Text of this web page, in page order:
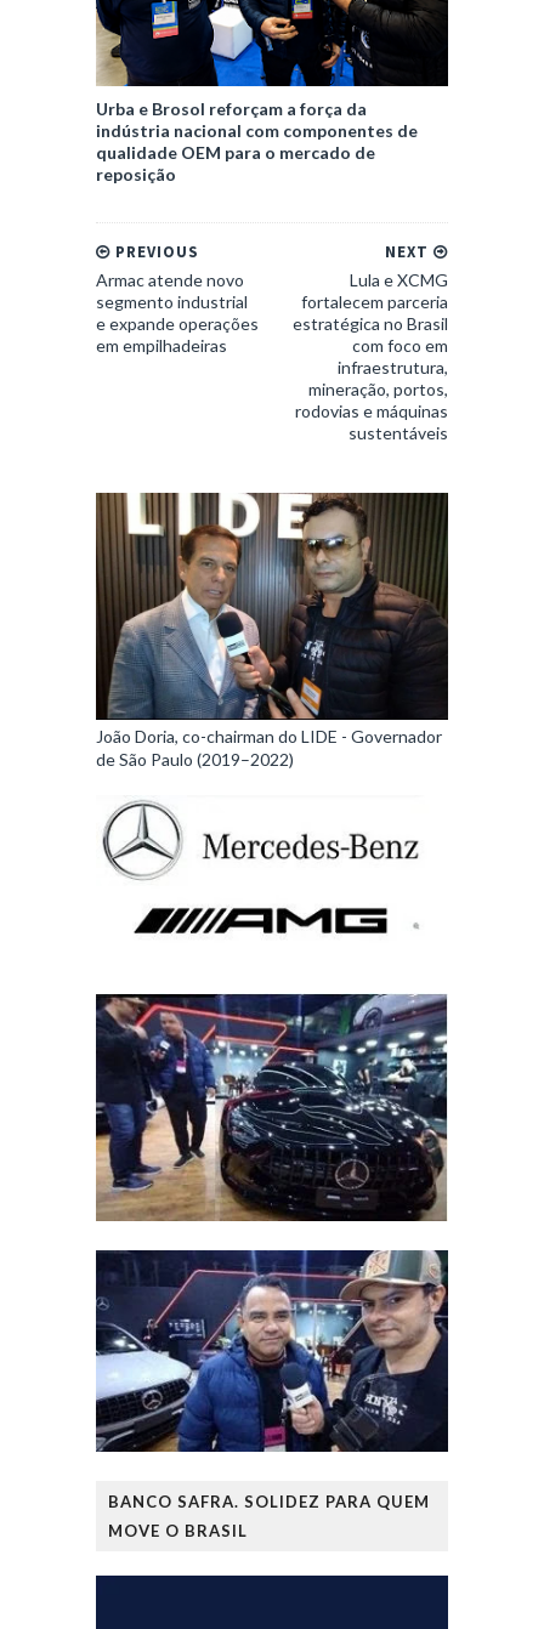
Urba e Brosol reforçam a força da
indústria nacional com componentes de
qualidade OEM para o mercado de
reposição
NEXT
Lula e XCMG
fortalecem parceria
estratégica no Brasil
com foco em
infraestrutura,
mineração, portos,
rodovias e máquinas
sustentáveis
PREVIOUS
Armac atende novo
segmento industrial
e expande operações
em empilhadeiras
João Doria, co-chairman do LIDE - Governador
de São Paulo (2019–2022)
BANCO SAFRA. SOLIDEZ PARA QUEM
MOVE O BRASIL